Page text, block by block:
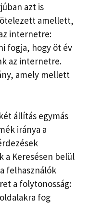
azt is
amellett,
internetre:
fogja, hogy öt év
az internetre.
amely mellett
állítás egymás
iránya a
a Keresésen belül
felhasználók
a folytonosság:
fog